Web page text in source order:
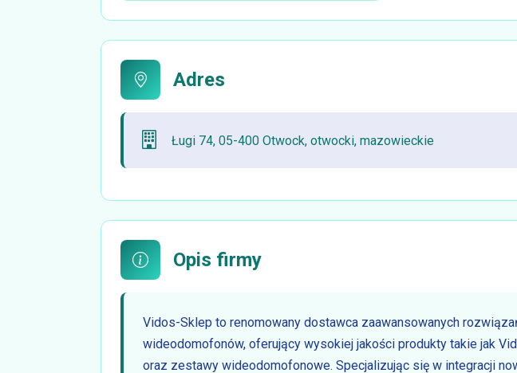
Adres
Ługi 74, 05-400 Otwock, otwocki, mazowieckie
Opis firmy
Vidos-Sklep to renomowany dostawca zaawansowanych
wideodomofonów, oferujący wysokiej jakości produkty takie jak
oraz zestawy wideodomofonowe. Specjalizując się w integracji